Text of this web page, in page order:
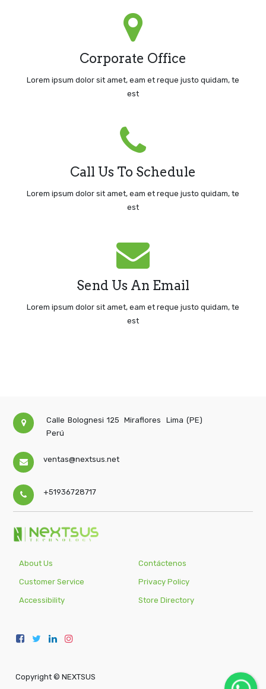
Corporate Office
Lorem ipsum dolor sit amet, eam et reque justo quidam, te
est
NEXTSUS
Calle Bolognesi 125, , Miraflores, Lima, , Perú
Google Maps
Call Us To Schedule
Lorem ipsum dolor sit amet, eam et reque justo quidam, te
est
Call Us Today!
Send Us An Email
Lorem ipsum dolor sit amet, eam et reque justo quidam, te
est
We're Standing By!
Email: ventas@nextsus.net
Calle Bolognesi 125 Miraflores
Lima (PE)
Perú
ventas@nextsus.net
+51936728717
About Us Contáctenos
Customer Service Privacy Policy
Accessibility Store Directory
Copyright © NEXTSUS